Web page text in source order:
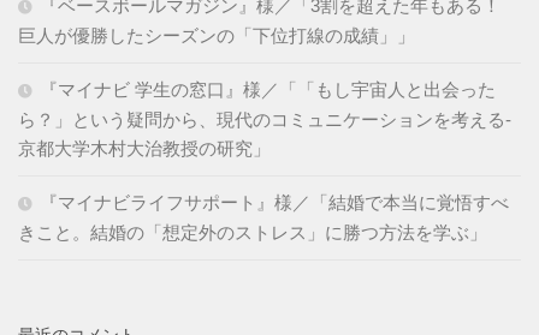
『ベースボールマガジン』様／「3割を超えた年もある！
巨人が優勝したシーズンの「下位打線の成績」」
『マイナビ 学生の窓口』様／「「もし宇宙人と出会った
ら？」という疑問から、現代のコミュニケーションを考える-
京都大学木村大治教授の研究」
『マイナビライフサポート』様／「結婚で本当に覚悟すべ
きこと。結婚の「想定外のストレス」に勝つ方法を学ぶ」